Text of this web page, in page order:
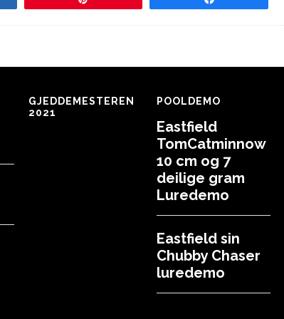
GJEDDEMESTEREN
2021
POOLDEMO
Eastfield
TomCatminnow
10 cm og 7
deilige gram
Luredemo
Eastfield sin
Chubby Chaser
luredemo